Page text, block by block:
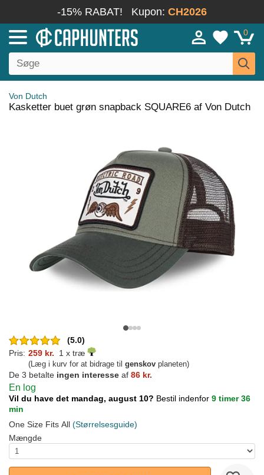
-15% RABAT! Kupon: CH2026
0
Von Dutch
Kasketter buet grøn snapback SQUARE6 af Von Dutch
(5.0)
Pris: 259 kr. 1 x træ
(Læg i kurv for at bidrage til genskov planeten)
De 3 betalte ingen interesse af 86 kr.
En log
Vil du have det mandag, august 10? Bestil indenfor 9 timer 36
min
One Size Fits All (Størrelsesguide)
Mængde